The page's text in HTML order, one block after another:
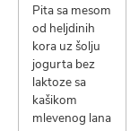
Pita sa mesom
od heljdinih
kora uz šolju
jogurta bez
laktoze sa
kašikom
mlevenog lana